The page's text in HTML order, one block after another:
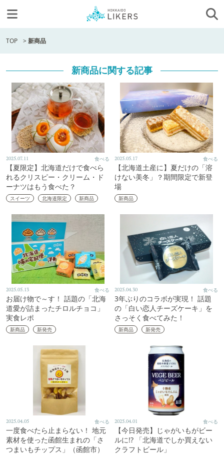
TOP >新商品
新商品に関する記事
2025.07.11 食べる
【夏限定】北海道だけで食べら
れるクリスピー・クリーム・ド
ーナツはもう食べた？
スイーツ 北海道限定 新商品
2025.05.17 食べる
【北海道土産に】夏だけの「溶
けない美冬」？期間限定で新登
場
新商品
2025.05.13 食べる
お届け物で～す！ 話題の「北海
道愛が詰まったチロルチョコ」
実食レポ
新商品 新発売
2025.04.30 食べる
3年ぶりのコラボが実現！ 話題
の「白い恋人チーズケーキ」を
さっそく食べてみた！
新商品 新発売
2025.04.05 食べる
一度食べたら止まらない！ 地元
素材を使った函館生まれの「さ
つまいもチップス」（函館市）
2025.04.01 食べる
【今日発売】じゃがいもがビー
ルに!? 「北海道でしか買えない
クラフトビール」